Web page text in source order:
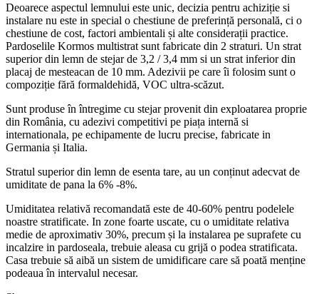
Deoarece aspectul lemnului este unic, decizia pentru achiziție si
instalare nu este in special o chestiune de preferință personală, ci o
chestiune de cost, factori ambientali și alte considerații practice.
Pardoselile Kormos multistrat sunt fabricate din 2 straturi. Un strat
superior din lemn de stejar de 3,2 / 3,4 mm si un strat inferior din
placaj de mesteacan de 10 mm. Adezivii pe care îi folosim sunt o
compoziție fără formaldehidă, VOC ultra-scăzut.
Sunt produse în întregime cu stejar provenit din exploatarea proprie
din România, cu adezivi competitivi pe piața internă si
internationala, pe echipamente de lucru precise, fabricate in
Germania și Italia.
Stratul superior din lemn de esenta tare, au un conținut adecvat de
umiditate de pana la 6% -8%.
Umiditatea relativă recomandată este de 40-60% pentru podelele
noastre stratificate. In zone foarte uscate, cu o umiditate relativa
medie de aproximativ 30%, precum și la instalarea pe suprafete cu
incalzire in pardoseala, trebuie aleasa cu grijă o podea stratificata.
Casa trebuie să aibă un sistem de umidificare care să poată menține
podeaua în intervalul necesar.